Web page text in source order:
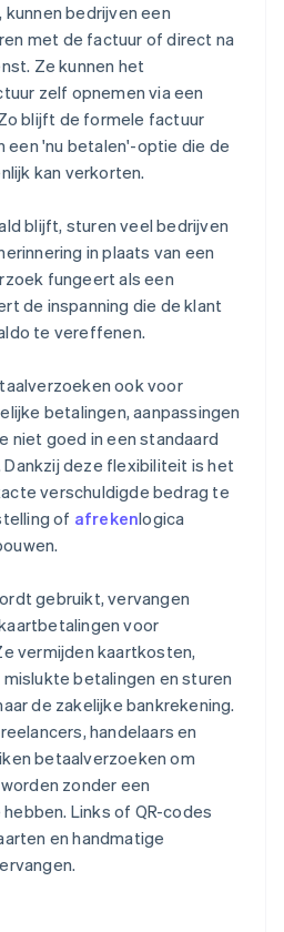
bedrijven een
met de factuur of direct na
Ze kunnen het
zelf opnemen via een
blijft de formele factuur
een 'nu betalen'-optie die de
kan verkorten.
blijft, sturen veel bedrijven
in plaats van een
fungeert als een
de inspanning die de klant
te vereffenen.
ook voor
betalingen, aanpassingen
niet goed in een standaard
deze flexibiliteit is het
verschuldigde bedrag te
of afrekenlogica
gebruikt, vervangen
voor
vermijden kaartkosten,
betalingen en sturen
de zakelijke bankrekening.
handelaars en
betaalverzoeken om
zonder een
Links of QR-codes
en handmatige